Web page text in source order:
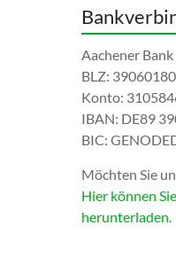
Aachener Bank
BLZ: 39060180
Konto:
IBAN: DE89
BIC:
Möchten Sie
Hier können
herunterladen.